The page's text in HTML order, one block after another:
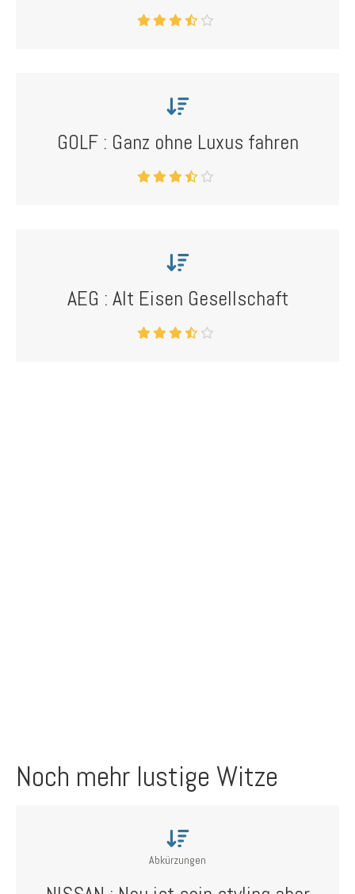
GOLF : Ganz ohne Luxus fahren
AEG : Alt Eisen Gesellschaft
Noch mehr lustige Witze
Abkürzungen